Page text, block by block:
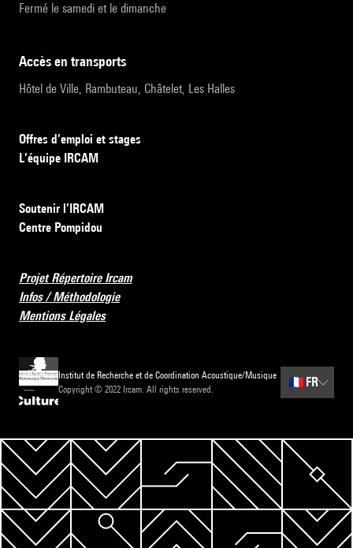
Fermé le samedi et le dimanche
accès en transports
Hôtel de Ville, Rambuteau, Châtelet, Les Halles
Offres d’emploi et stages
L’équipe IRCAM
Soutenir l’IRCAM
Centre Pompidou
Projet Répertoire Ircam
Infos / Méthodologie
Mentions Légales
Institut de Recherche et de Coordination Acoustique/Musique
Copyright © 2022 Ircam. All rights reserved.
🇫🇷 FR